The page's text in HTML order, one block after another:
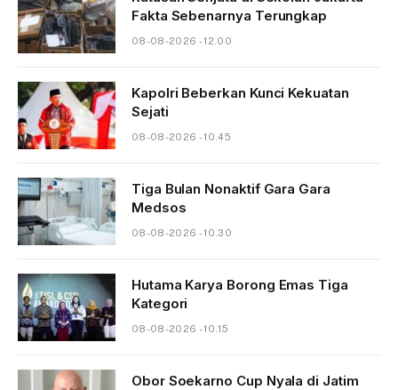
Fakta Sebenarnya Terungkap
08-08-2026 - 12.00
Kapolri Beberkan Kunci Kekuatan
Sejati
08-08-2026 - 10.45
Tiga Bulan Nonaktif Gara Gara
Medsos
08-08-2026 - 10.30
Hutama Karya Borong Emas Tiga
Kategori
08-08-2026 - 10.15
Obor Soekarno Cup Nyala di Jatim